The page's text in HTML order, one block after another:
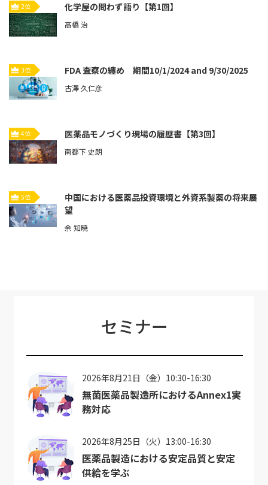
2位 化学屋の問わず語り【第1回】
高橋 治
3位 FDA 査察の纏め 期間10/1/2024 and 9/30/2025
古澤 久仁彦
4位 医薬品モノづくり現場の履歴書【第3回】
南都下 史朗
5位
中国における医薬品投資環境と外資系製薬の将来展
望
余 知暁
セミナー
2026年8月21日（金）10:30-16:30
無菌医薬品製造所におけるAnnex1実
務対応
2026年8月25日（火）13:00-16:30
医薬品製造における安定品質と安定
供給を学ぶ